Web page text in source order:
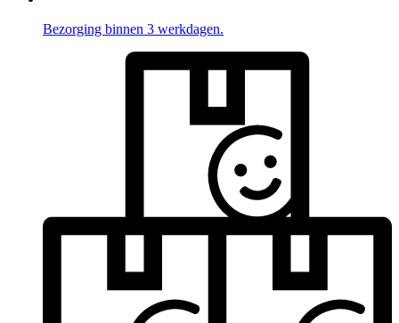
Bezorging binnen 3 werkdagen.